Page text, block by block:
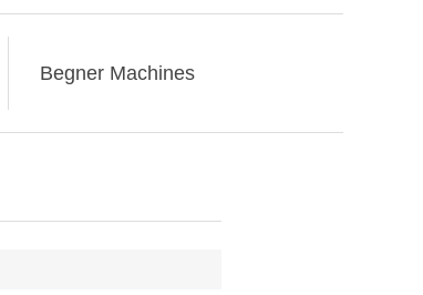
Begner Machines